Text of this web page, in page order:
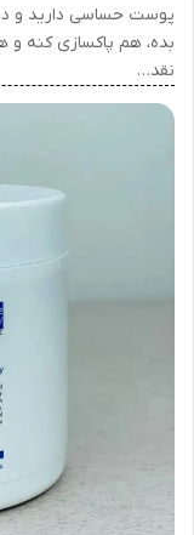
پوست حساسی دارید و
بده، هم پاکسازی کنه و
نقد…